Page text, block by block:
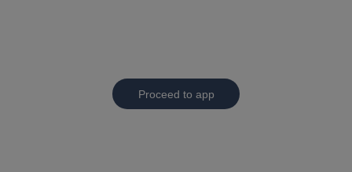
Proceed to app